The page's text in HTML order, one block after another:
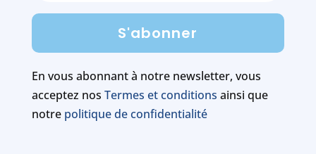
S'abonner
En vous abonnant à notre newsletter, vous
acceptez nos Termes et conditions ainsi que
notre politique de confidentialité